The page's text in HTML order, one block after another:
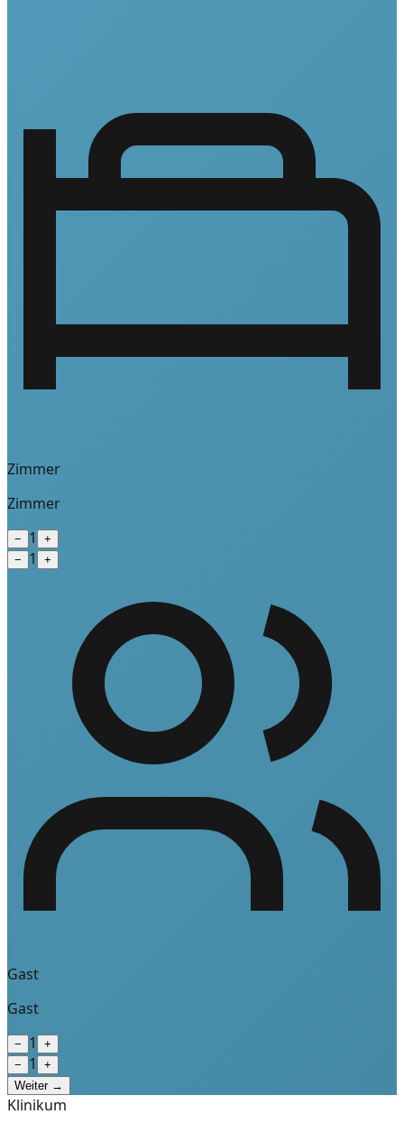
Zimmer
Zimmer
− 1
+
−
1 +
Gast
Gast
− 1
+
−
1
+
Weiter →
Klinikum